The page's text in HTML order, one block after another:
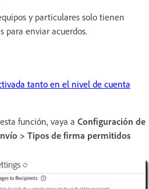
y particulares solo tienen
para enviar acuerdos.
tanto en el nivel de cuenta
función, vaya a Configuración de
> Tipos de firma permitidos